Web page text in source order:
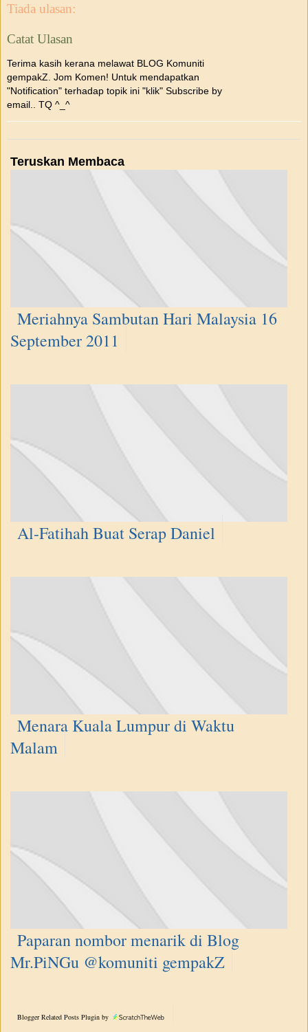
Tiada ulasan:
Catat Ulasan
Terima kasih kerana melawat BLOG Komuniti
gempakZ. Jom Komen! Untuk mendapatkan
"Notification" terhadap topik ini "klik" Subscribe by
email.. TQ ^_^
Teruskan Membaca
Meriahnya Sambutan Hari Malaysia 16
September 2011
Al-Fatihah Buat Serap Daniel
Menara Kuala Lumpur di Waktu
Malam
Paparan nombor menarik di Blog
Mr.PiNGu @komuniti gempakZ
Blogger Related Posts Plugin by